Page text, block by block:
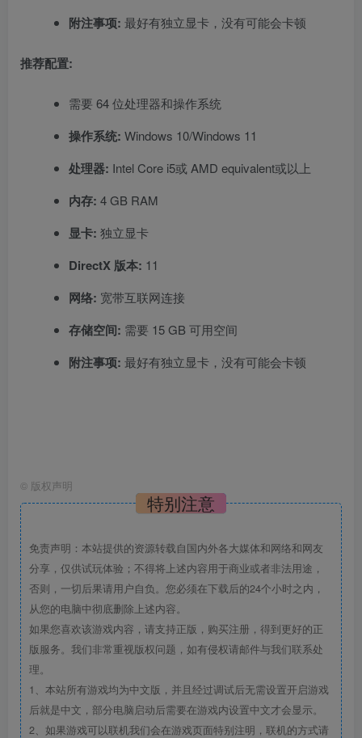
附注事项: 最好有独立显卡，没有可能会卡顿
推荐配置:
需要 64 位处理器和操作系统
操作系统: Windows 10/Windows 11
处理器: Intel Core i5或 AMD equivalent或以上
内存: 4 GB RAM
显卡: 独立显卡
DirectX 版本: 11
网络: 宽带互联网连接
存储空间: 需要 15 GB 可用空间
附注事项: 最好有独立显卡，没有可能会卡顿
© 版权声明
特别注意
免责声明：本站提供的资源转载自国内外各大媒体和网络和网友
分享，仅供试玩体验；不得将上述内容用于商业或者非法用途，
否则，一切后果请用户自负。您必须在下载后的24个小时之内，
从您的电脑中彻底删除上述内容。
如果您喜欢该游戏内容，请支持正版，购买注册，得到更好的正
版服务。我们非常重视版权问题，如有侵权请邮件与我们联系处
理。
1、本站所有游戏均为中文版，并且经过调试后无需设置开启游戏
后就是中文，部分电脑启动后需要在游戏内设置中文才会显示。
2、如果游戏可以联机我们会在游戏页面特别注明，联机的方式请